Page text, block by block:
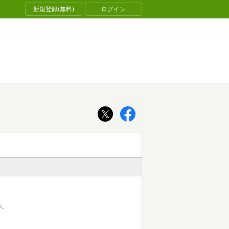
新規登録(無料) ログイン